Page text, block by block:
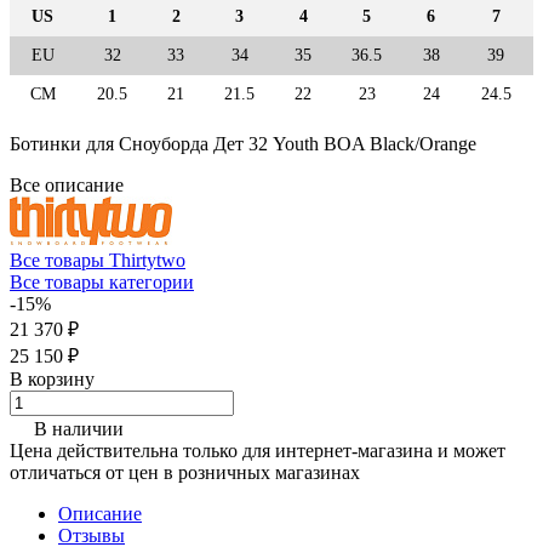
US 1 2 3 4 5 6 7
EU 32 33 34 35 36.5 38 39
СМ 20.5 21 21.5 22 23 24 24.5
Ботинки для Сноуборда Дет 32 Youth BOA Black/Orange
Все описание
Все товары Thirtytwo
Все товары категории
-15%
21 370 ₽
25 150 ₽
В корзину
В наличии
Цена действительна только для интернет-магазина и может
отличаться от цен в розничных магазинах
Описание
Отзывы